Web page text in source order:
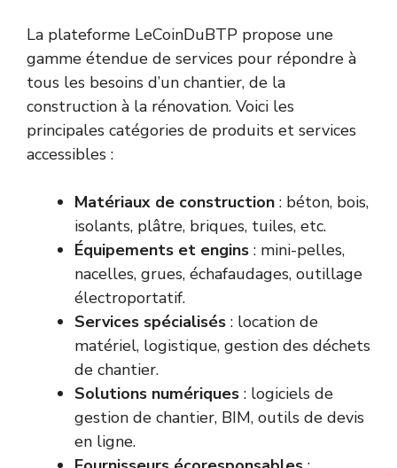
La plateforme LeCoinDuBTP propose une
gamme étendue de services pour répondre à
tous les besoins d’un chantier, de la
construction à la rénovation. Voici les
principales catégories de produits et services
accessibles :
Matériaux de construction : béton, bois,
isolants, plâtre, briques, tuiles, etc.
Équipements et engins : mini-pelles,
nacelles, grues, échafaudages, outillage
électroportatif.
Services spécialisés : location de
matériel, logistique, gestion des déchets
de chantier.
Solutions numériques : logiciels de
gestion de chantier, BIM, outils de devis
en ligne.